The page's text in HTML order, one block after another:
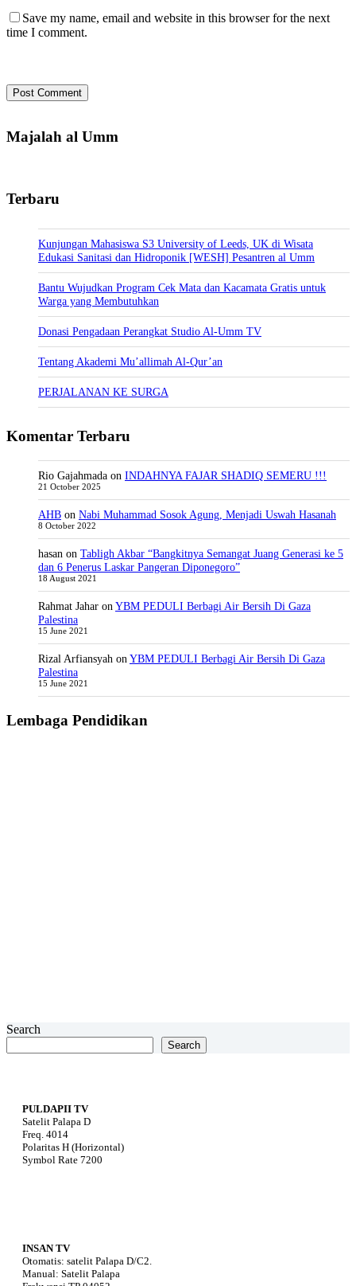
Save my name, email and website in this browser for the next
time I comment.
Post Comment
Majalah al Umm
Terbaru
Kunjungan Mahasiswa S3 University of Leeds, UK di Wisata
Edukasi Sanitasi dan Hidroponik [WESH] Pesantren al Umm
Bantu Wujudkan Program Cek Mata dan Kacamata Gratis untuk
Warga yang Membutuhkan
Donasi Pengadaan Perangkat Studio Al-Umm TV
Tentang Akademi Mu’allimah Al-Qur’an
PERJALANAN KE SURGA
Komentar Terbaru
Rio Gajahmada on INDAHNYA FAJAR SHADIQ SEMERU !!!
21 October 2025
AHB on Nabi Muhammad Sosok Agung, Menjadi Uswah Hasanah
8 October 2022
hasan on Tabligh Akbar “Bangkitnya Semangat Juang Generasi ke 5
dan 6 Penerus Laskar Pangeran Diponegoro”
18 August 2021
Rahmat Jahar on YBM PEDULI Berbagi Air Bersih Di Gaza
Palestina
15 June 2021
Rizal Arfiansyah on YBM PEDULI Berbagi Air Bersih Di Gaza
Palestina
15 June 2021
Lembaga Pendidikan
Search
Search
PULDAPII TV
Satelit Palapa D
Freq. 4014
Polaritas H (Horizontal)
Symbol Rate 7200
INSAN TV
Otomatis: satelit Palapa D/C2.
Manual: Satelit Palapa